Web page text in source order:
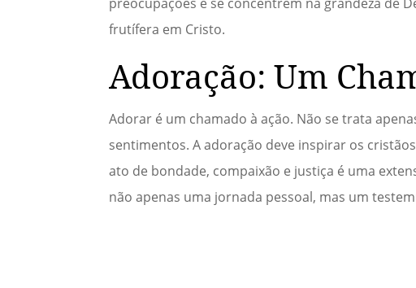
frutífera em Cristo.
Adoração: Um
Adorar é um chamado à ação. Não se trata
sentimentos. A adoração deve inspirar os
ato de bondade, compaixão e justiça é uma
não apenas uma jornada pessoal, mas um